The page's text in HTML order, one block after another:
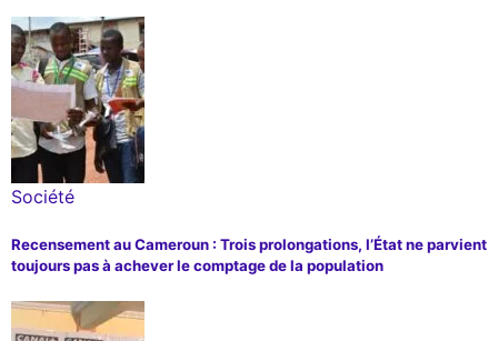
Société
Recensement au Cameroun : Trois prolongations, l’État ne parvient
toujours pas à achever le comptage de la population